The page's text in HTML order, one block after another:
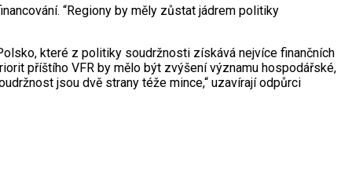
“Regiony by měly zůstat jádrem politiky
které z politiky soudržnosti získává nejvíce finančních
příštího VFR by mělo být zvýšení významu hospodářské,
jsou dvě strany téže mince,“ uzavírají odpůrci